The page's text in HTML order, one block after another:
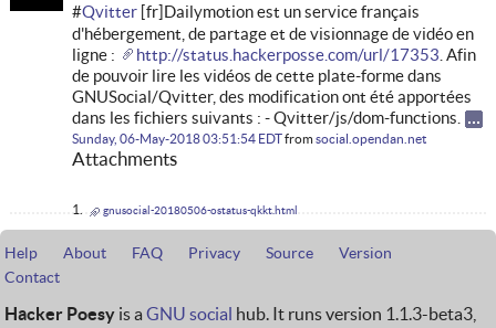
#Qvitter[fr]Dailymotion est un service français
d'hébergement, de partage et de visionnage de vidéo en
ligne :
http://status.hackerposse.com/url/17353 . Afin
de pouvoir lire les vidéos de cette plate-forme dans
GNUSocial/Qvitter, des modification ont été apportées
dans les fichiers suivants : - Qvitter/js/dom-functions.
Sunday, 06-May-2018 03:51:54 EDTfromsocial.opendan.net
Attachments
gnusocial-20180506-ostatus-qkkt.html
Help About FAQ Privacy Source
Version
Contact
Hacker Poesy is a GNU social hub. It runs version 1.1.3-beta3,